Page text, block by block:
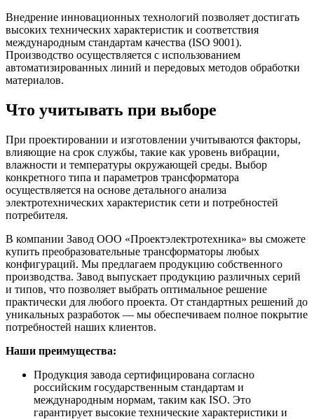
Внедрение инновационных технологий позволяет достигать
высоких технических характеристик и соответствия
международным стандартам качества (ISO 9001).
Производство осуществляется с использованием
автоматизированных линий и передовых методов обработки
материалов.
Что учитывать при выборе
При проектировании и изготовлении учитываются факторы,
влияющие на срок службы, такие как уровень вибрации,
влажности и температуры окружающей среды. Выбор
конкретного типа и параметров трансформатора
осуществляется на основе детального анализа
электротехнических характеристик сети и потребностей
потребителя.
В компании Завод ООО «Проектэлектротехника» вы сможете
купить преобразовательные трансформаторы любых
конфигураций. Мы предлагаем продукцию собственного
производства. Завод выпускает продукцию различных серий
и типов, что позволяет выбрать оптимальное решение
практически для любого проекта. От стандартных решений до
уникальных разработок — мы обеспечиваем полное покрытие
потребностей наших клиентов.
Наши преимущества:
Продукция завода сертифицирована согласно
российским государственным стандартам и
международным нормам, таким как ISO. Это
гарантирует высокие технические характеристики и